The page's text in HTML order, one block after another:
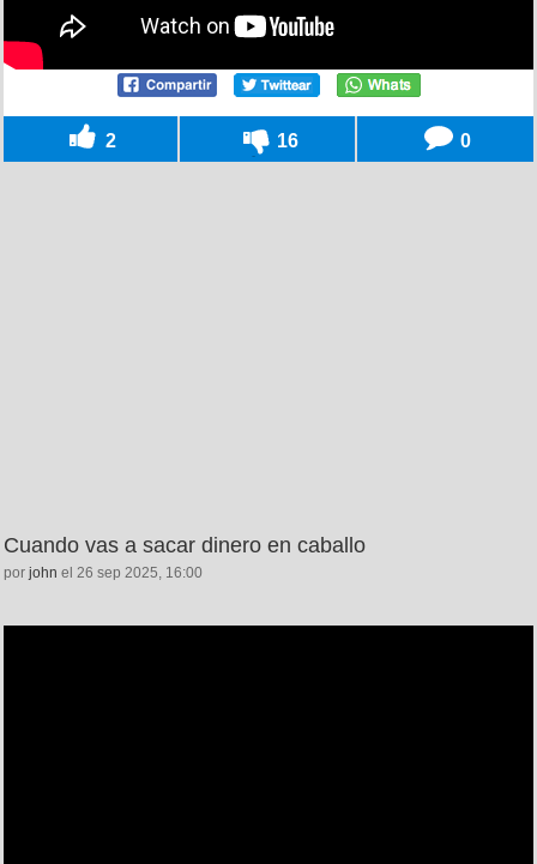
2 16 0
Cuando vas a sacar dinero en caballo
por john el 26 sep 2025, 16:00